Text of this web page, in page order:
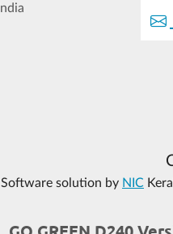
India
Software solution by NIC